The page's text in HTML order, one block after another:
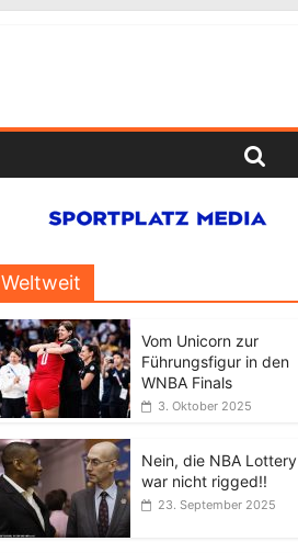
Weltweit
Vom Unicorn zur
Führungsfigur in den
WNBA Finals
3. Oktober 2025
Nein, die NBA Lottery
war nicht rigged!!
23. September 2025